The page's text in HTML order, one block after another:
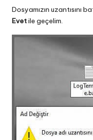
Dosyamızın uzantısını
Evetile geçelim.